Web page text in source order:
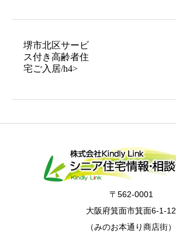
堺市北区サービ
ス付き高齢者住
宅ご入居/h4>
〒562-0001
大阪府箕面市箕面6-1-12
（みのお本通り商店街）